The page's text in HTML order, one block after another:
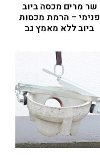
שר מרים מכסה ביוב
פנימי – הרמת מכסות
ביוב ללא מאמץ גב